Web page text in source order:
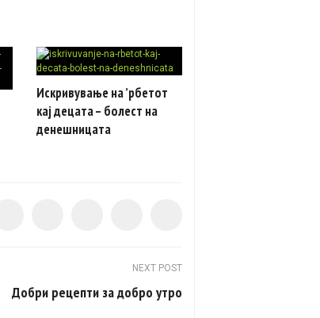
Искривување на ’рбетот
кај децата – болест на
денешницата
NEXT POST
Добри рецепти за добро утро